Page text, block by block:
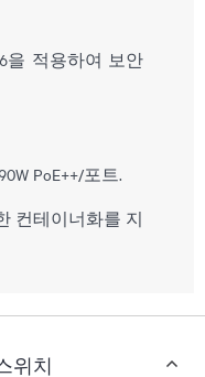
을 적용하여 보안
PoE++/포트.
컨테이너화를 지
위치